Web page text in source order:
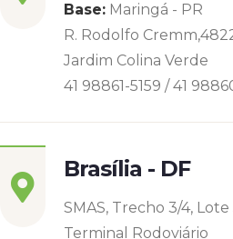
Base: Maringá - PR
R. Rodolfo
Jardim Colina Verde
41 98861-5159 / 41
Brasília - DF
SMAS, Trecho 3/4, Lote
Terminal Rodoviário